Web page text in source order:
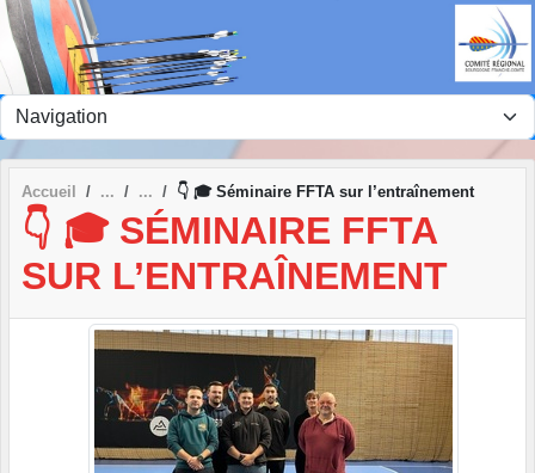
Accueil 👇 🎓 Séminaire FFTA sur l’entraînement
👇 🎓 SÉMINAIRE FFTA
SUR L’ENTRAÎNEMENT
Panneau de gestion des cookies